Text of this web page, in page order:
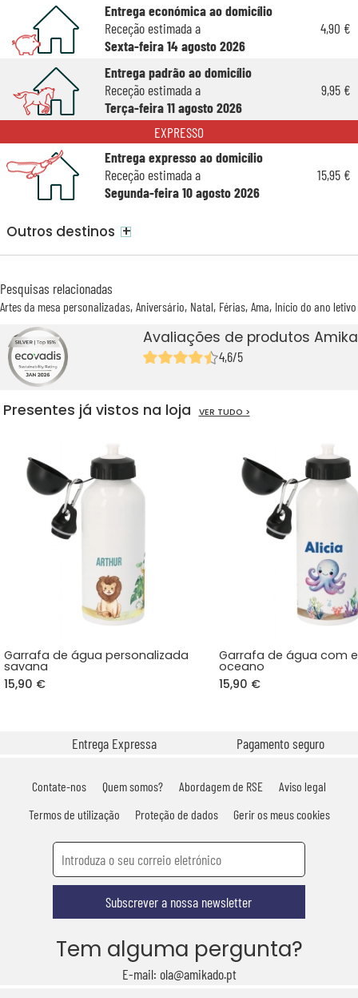
Entrega económica ao domicílio
Receção estimada a
Sexta-feira 14 agosto 2026
4,90 €
Entrega padrão ao domicílio
Receção estimada a
Terça-feira 11 agosto 2026
9,95 €
EXPRESSO
Entrega expresso ao domicílio
Receção estimada a
Segunda-feira 10 agosto 2026
15,95 €
Outros destinos +
Pesquisas relacionadas
Artes da mesa personalizadas Aniversário Natal Férias Ama Início do ano letivo
Avaliações de produtos
4,6/5
Presentes já vistos na loja VER TUDO >
Garrafa de água personalizada
savana
15,90 €
Garrafa de água com
oceano
15,90 €
Entrega Expressa Pagamento seguro
Contate-nos Quem somos? Abordagem de RSE
Aviso legal
Termos de utilização
Proteção de dados Gerir os meus cookies
Subscrever a nossa newsletter
Tem alguma pergunta?
E-mail: ola@amikado.pt